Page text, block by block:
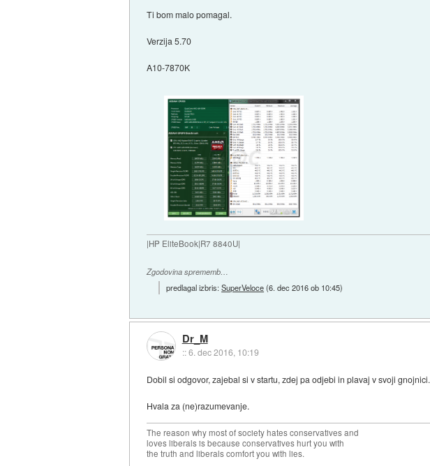
Ti bom malo pomagal.
Verzija 5.70
A10-7870K
|HP EliteBook|R7 8840U|
Zgodovina sprememb…
predlagal izbris:SuperVeloce(6. dec 2016 ob 10:45)
Dr_M
::6. dec 2016, 10:19
Dobil si odgovor, zajebal si v startu, zdej pa odjebi in plavaj v svoji gnojnici.
Hvala za (ne)razumevanje.
The reason why most of society hates conservatives and
loves liberals is because conservatives hurt you with
the truth and liberals comfort you with lies.